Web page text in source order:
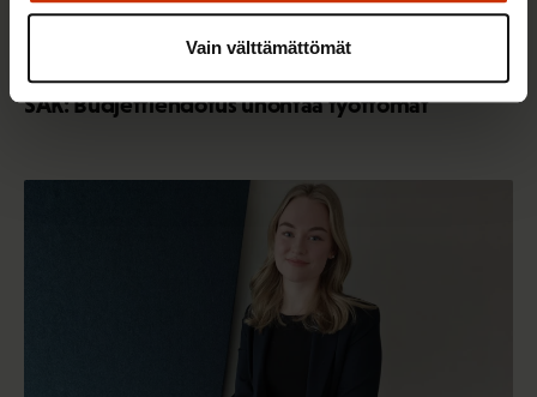
Vain välttämättömät
SAK: Budjettiehdotus unohtaa työttömät